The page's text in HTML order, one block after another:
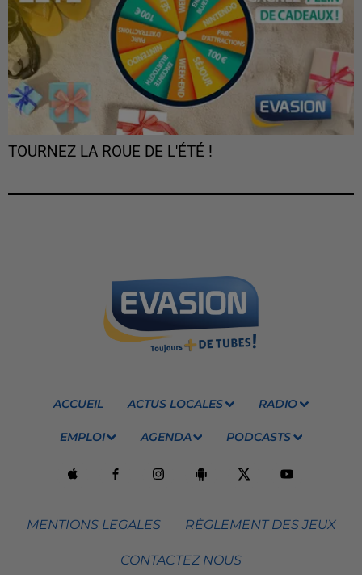
TOURNEZ LA ROUE DE L'ÉTÉ !
ACCUEIL ACTUS LOCALES RADIO
EMPLOI AGENDA PODCASTS
MENTIONS LEGALES RÈGLEMENT DES JEUX
CONTACTEZ NOUS